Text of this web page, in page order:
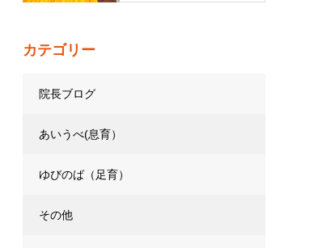
カテゴリー
院長ブログ
あいうべ(息育）
ゆびのば（足育）
その他